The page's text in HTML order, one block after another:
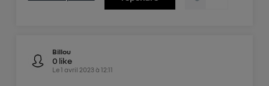
Billou
0 like
Le1 avril 2023 à 12:11